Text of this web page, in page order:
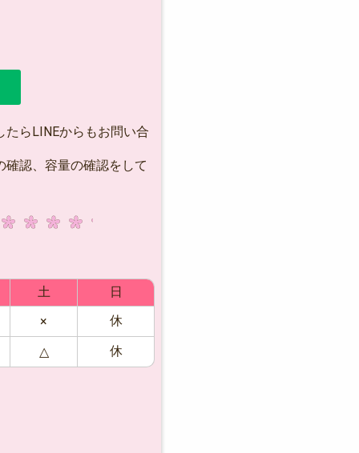
らLINEからもお問い合
認、容量の確認をして
土
日
×
休
△ 休